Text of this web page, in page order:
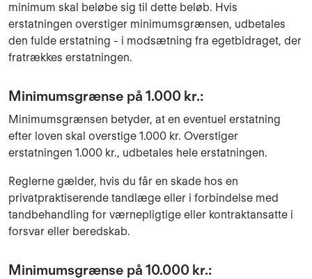
minimum skal beløbe sig til dette beløb. Hvis
erstatningen overstiger minimumsgrænsen, udbetales
den fulde erstatning - i modsætning fra egetbidraget, der
fratrækkes erstatningen.
Minimumsgrænse på 1.000 kr.:
Minimumsgrænsen betyder, at en eventuel erstatning
efter loven skal overstige 1.000 kr. Overstiger
erstatningen 1.000 kr., udbetales hele erstatningen.
Reglerne gælder, hvis du får en skade hos en
privatpraktiserende tandlæge eller i forbindelse med
tandbehandling for værnepligtige eller kontraktansatte i
forsvar eller beredskab.
Minimumsgrænse på 10.000 kr.: